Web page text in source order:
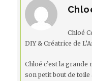
Chloé
DIY & Créatrice de
Chloé c’est la
son petit bout de toile